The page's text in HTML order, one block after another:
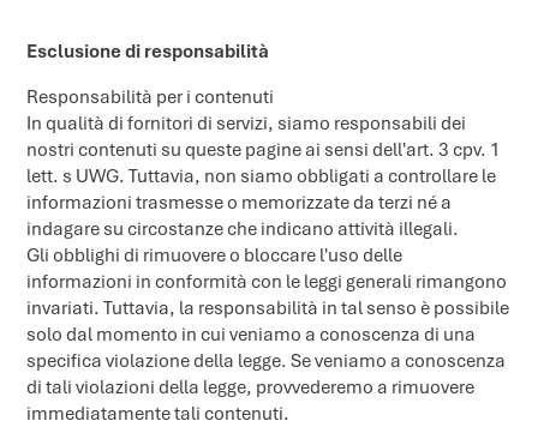
Esclusione di responsabilità
Responsabilità per i contenuti
In qualità di fornitori di servizi, siamo responsabili dei
nostri contenuti su queste pagine ai sensi dell'art. 3 cpv. 1
lett. s UWG. Tuttavia, non siamo obbligati a controllare le
informazioni trasmesse o memorizzate da terzi né a
indagare su circostanze che indicano attività illegali.
Gli obblighi di rimuovere o bloccare l'uso delle
informazioni in conformità con le leggi generali rimangono
invariati. Tuttavia, la responsabilità in tal senso è possibile
solo dal momento in cui veniamo a conoscenza di una
specifica violazione della legge. Se veniamo a conoscenza
di tali violazioni della legge, provvederemo a rimuovere
immediatamente tali contenuti.